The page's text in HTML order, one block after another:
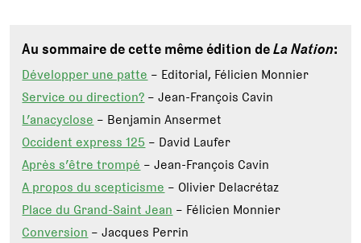
Au sommaire de cette même édition deLa Nation:
Développer une patte – Editorial, Félicien Monnier
Service ou direction? – Jean-François Cavin
L’anacyclose – Benjamin Ansermet
Occident express 125 – David Laufer
Après s’être trompé – Jean-François Cavin
A propos du scepticisme – Olivier Delacrétaz
Place du Grand-Saint Jean – Félicien Monnier
Conversion – Jacques Perrin